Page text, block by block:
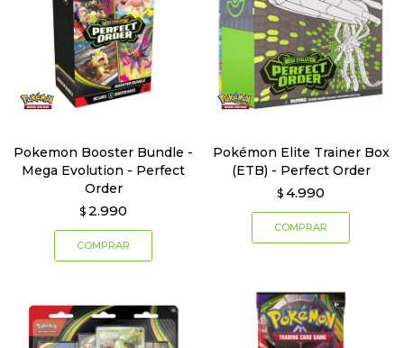
Pokemon Booster Bundle -
Mega Evolution - Perfect
Order
$ 2.990
Pokémon Elite Trainer Box
(ETB) - Perfect Order
$ 4.990